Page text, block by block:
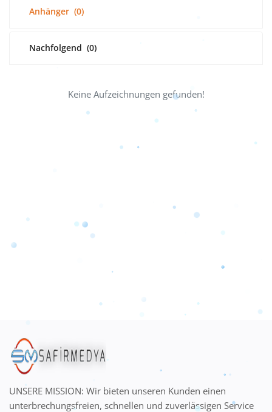
Anhänger (0)
Nachfolgend (0)
Keine Aufzeichnungen gefunden!
UNSERE MISSION: Wir bieten unseren Kunden einen
unterbrechungsfreien, schnellen und zuverlässigen Service